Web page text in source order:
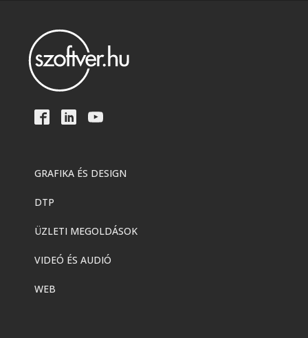
GRAFIKA ÉS DESIGN
DTP
ÜZLETI MEGOLDÁSOK
VIDEÓ ÉS AUDIÓ
WEB